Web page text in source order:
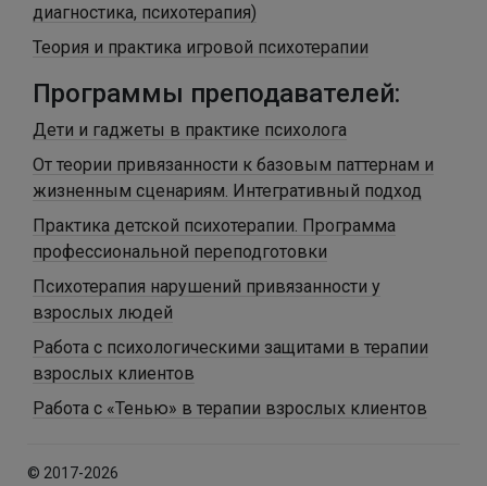
диагностика, психотерапия)
Теория и практика игровой психотерапии
Программы преподавателей:
Дети и гаджеты в практике психолога
От теории привязанности к базовым паттернам и
жизненным сценариям. Интегративный подход
Практика детской психотерапии. Программа
профессиональной переподготовки
Психотерапия нарушений привязанности у
взрослых людей
Работа с психологическими защитами в терапии
взрослых клиентов
Работа с «Тенью» в терапии взрослых клиентов
© 2017-2026